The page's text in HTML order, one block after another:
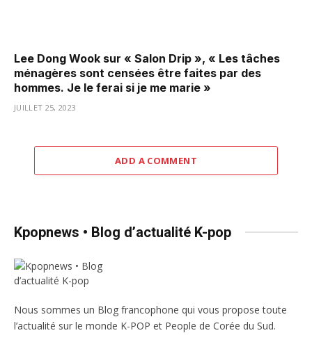
Lee Dong Wook sur « Salon Drip », « Les tâches
ménagères sont censées être faites par des
hommes. Je le ferai si je me marie »
JUILLET 25, 2023
ADD A COMMENT
Kpopnews • Blog d’actualité K-pop
Nous sommes un Blog francophone qui vous propose toute
l’actualité sur le monde K-POP et People de Corée du Sud.